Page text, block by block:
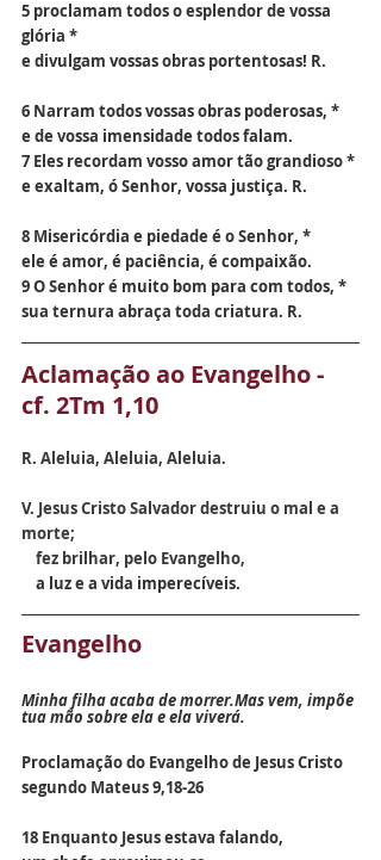
5 proclamam todos o esplendor de vossa
glória *
e divulgam vossas obras portentosas! R.
6 Narram todos vossas obras poderosas, *
e de vossa imensidade todos falam.
7 Eles recordam vosso amor tão grandioso *
e exaltam, ó Senhor, vossa justiça. R.
8 Misericórdia e piedade é o Senhor, *
ele é amor, é paciência, é compaixão.
9 O Senhor é muito bom para com todos, *
sua ternura abraça toda criatura. R.
Aclamação ao Evangelho -
cf. 2Tm 1,10
R. Aleluia, Aleluia, Aleluia.
V. Jesus Cristo Salvador destruiu o mal e a
morte;
fez brilhar, pelo Evangelho,
a luz e a vida imperecíveis.
Evangelho
Minha filha acaba de morrer.Mas vem, impõe
tua mão sobre ela e ela viverá.
Proclamação do Evangelho de Jesus Cristo
segundo Mateus 9,18-26
18 Enquanto Jesus estava falando,